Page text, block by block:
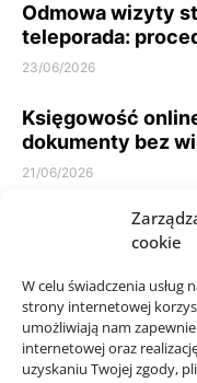
cookie
W celu świadczenia usług
strony internetowej
umożliwiają nam
internetowej oraz
uzyskaniu Twojej zgody,
Odmowa wizyty
teleporada:
23/06/2026
Księgowość
dokumenty bez
21/06/2026
Parkiet do domu
wnętrza: jak nie
10/06/2026